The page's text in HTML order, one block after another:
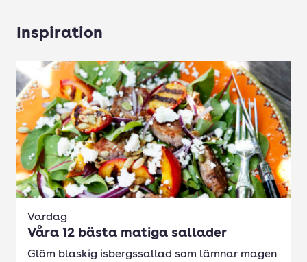
Inspiration
Vardag
Våra 12 bästa matiga sallader
Glöm blaskig isbergssallad som lämnar magen